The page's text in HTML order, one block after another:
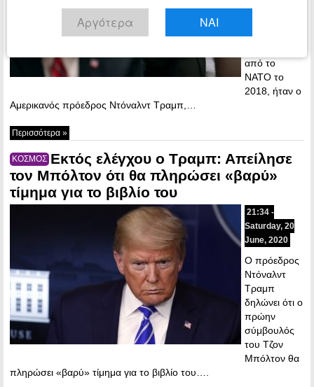
ανακοινώσει
του θα
από το
NATO το
2018, ήταν ο
Αμερικανός πρόεδρος Ντόναλντ Τραμπ,…
Περισσότερα »
ΚΟΣΜΟΣ Εκτός ελέγχου ο Τραμπ: Απείλησε
τον Μπόλτον ότι θα πληρώσει «βαρύ»
τίμημα για το βιβλίο του
21:34 -
Saturday, 20
June, 2020
Ο πρόεδρος
Ντόναλντ
Τραμπ
δηλώνει ότι ο
πρώην
σύμβουλός
του Τζον
Μπόλτον θα
πληρώσει «βαρύ» τίμημα για το βιβλίο του….
Αργότερα ΝΑΙ